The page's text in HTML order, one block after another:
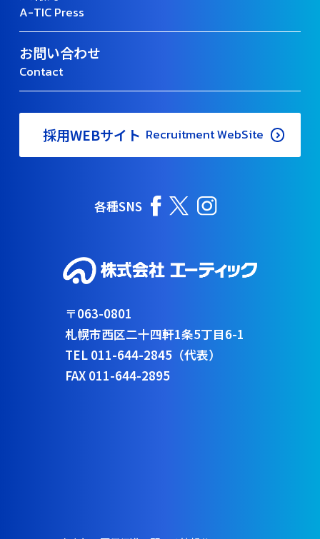
A-TIC Press
お問い合わせ
Contact
採用WEBサイト Recruitment WebSite
各種SNS
〒063-0801
札幌市西区二十四軒1条5丁目6-1
TEL 011-644-2845（代表）
FAX 011-644-2895